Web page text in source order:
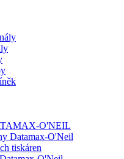
O'NEIL
Datamax-O'Neil
tiskáren